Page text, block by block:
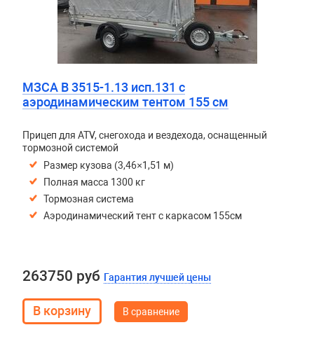
МЗСА B 3515-1.13 исп.131 с
аэродинамическим тентом 155 см
Прицеп для ATV, снегохода и вездехода, оснащенный
тормозной системой
Размер кузова (3,46×1,51 м)
Полная масса 1300 кг
Тормозная система
Аэродинамический тент с каркасом 155см
263750 руб Гарантия лучшей цены
В сравнение